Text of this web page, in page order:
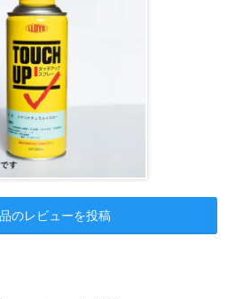
のレビューを投稿